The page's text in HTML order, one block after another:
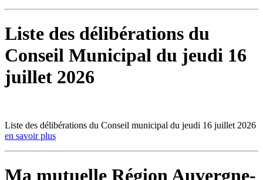
Liste des délibérations du
Conseil Municipal du jeudi 16
juillet 2026
Liste des délibérations du Conseil municipal du jeudi 16 juillet 2026
en savoir plus
Ma mutuelle Région Auvergne-